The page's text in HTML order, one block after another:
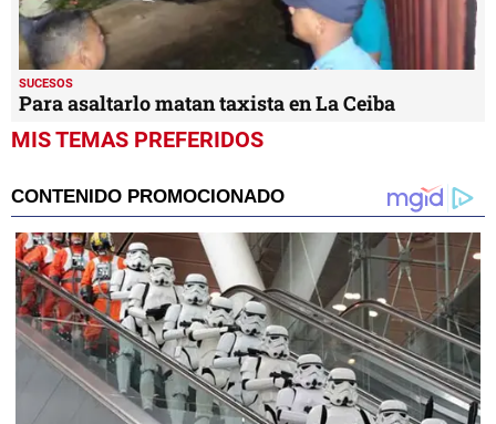
SUCESOS
Para asaltarlo matan taxista en La Ceiba
MIS TEMAS PREFERIDOS